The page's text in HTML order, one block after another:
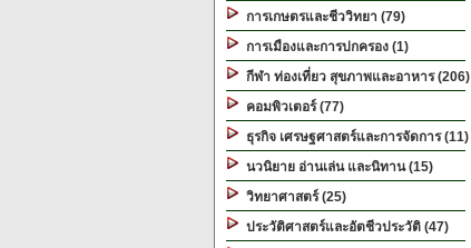
การเกษตรและชีววิทยา (79)
การเมืองและการปกครอง (1)
กีฬา ท่องเที่ยว สุขภาพและอาหาร (206)
คอมพิวเตอร์ (77)
ธุรกิจ เศรษฐศาสตร์และการจัดการ (11)
นวนิยาย อ่านเล่น และนิทาน (15)
วิทยาศาสตร์ (25)
ประวัติศาสตร์และอัตชีวประวัติ (47)